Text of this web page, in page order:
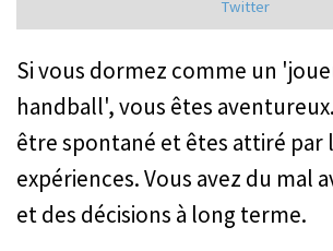
Twitter
Si vous dormez comme un
handball', vous êtes
être spontané et êtes attiré par
expériences. Vous avez du mal
et des décisions à long terme.